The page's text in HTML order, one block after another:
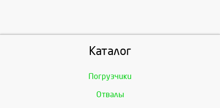
Каталог
Погрузчики
Отвалы